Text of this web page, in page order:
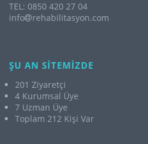
TEL: 0850 420 27 04
info
rehabilitasyon.com
ŞU AN SİTEMİZDE
201 Ziyaretçi
4 Kurumsal Üye
7 Uzman Üye
Toplam 212 Kişi Var